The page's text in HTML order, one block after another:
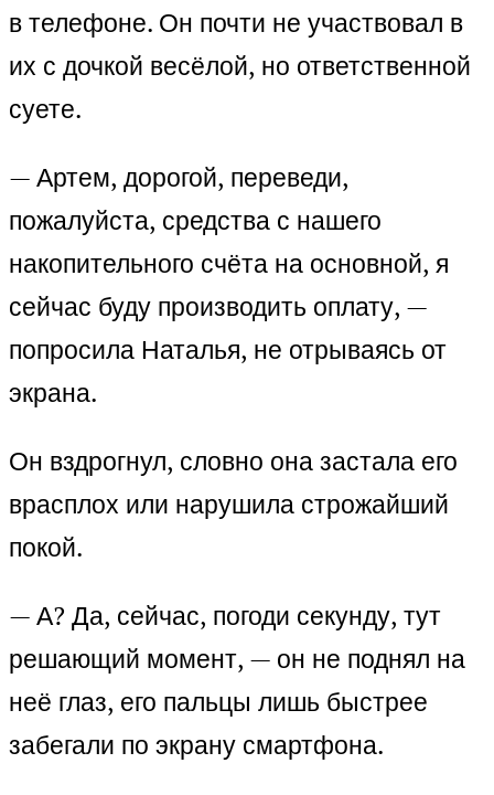
в телефоне. Он почти не участвовал в
их с дочкой весёлой, но ответственной
суете.
— Артем, дорогой, переведи,
пожалуйста, средства с нашего
накопительного счёта на основной, я
сейчас буду производить оплату, —
попросила Наталья, не отрываясь от
экрана.
Он вздрогнул, словно она застала его
врасплох или нарушила строжайший
покой.
— А? Да, сейчас, погоди секунду, тут
решающий момент, — он не поднял на
неё глаз, его пальцы лишь быстрее
забегали по экрану смартфона.